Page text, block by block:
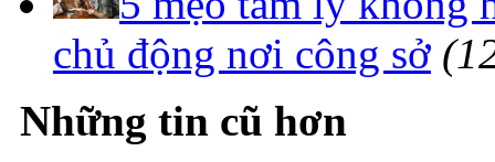
chủ động nơi công sở
Những tin cũ hơn